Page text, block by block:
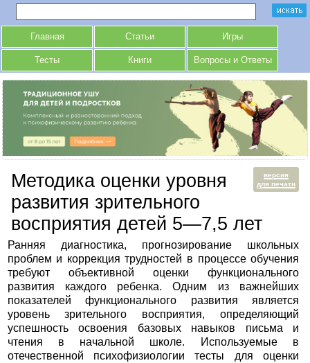
Главная Статьи Игры
Тесты Книги Вопросы и Ответы
версия
для печати
Методика оценки уровня
развития зрительного
восприятия детей 5—7,5 лет
Ранняя диагностика, прогнозирование школьных
проблем и коррекция трудностей в процессе обучения
требуют объективной оценки функционального
развития каждого ребенка. Одним из важнейших
показателей функционального развития является
уровень зрительного восприятия, определяющий
успешность освоения базовых навыков письма и
чтения в начальной школе. Используемые в
отечественной психофизиологии тесты для оценки